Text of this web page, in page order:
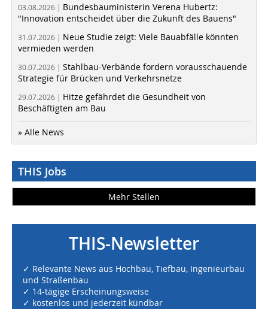
03.08.2026 | Bundesbauministerin Verena Hubertz:
"Innovation entscheidet über die Zukunft des Bauens"
31.07.2026 | Neue Studie zeigt: Viele Bauabfälle könnten
vermieden werden
30.07.2026 | Stahlbau-Verbände fordern vorausschauende
Strategie für Brücken und Verkehrsnetze
29.07.2026 | Hitze gefährdet die Gesundheit von
Beschäftigten am Bau
» Alle News
THIS Jobs
Mehr Stellen
THIS-Newsletter
✓ Relevante News aus Hochbau, Tiefbau, Ingenieurbau
und Straßenbau
✓ 14-tägige Erscheinungsweise
✓ kostenlos und jederzeit kündbar